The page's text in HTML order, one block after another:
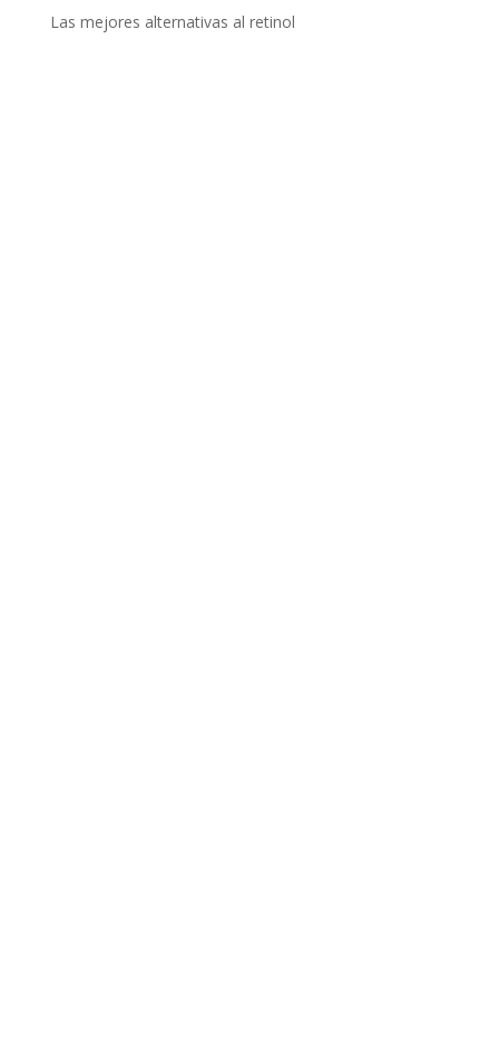
Las mejores alternativas al retinol